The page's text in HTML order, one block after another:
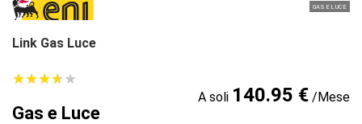
GAS E LUCE
Link Gas Luce
★★★★★
★★★★★
Gas e Luce
A soli 140.95 €/Mese